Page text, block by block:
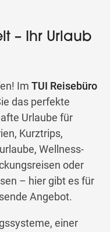
– Ihr Urlaub
Im TUI Reisebüro
das perfekte
Urlaube für
Kurztrips,
Wellness-
oder
– hier gibt es für
Angebot.
einer